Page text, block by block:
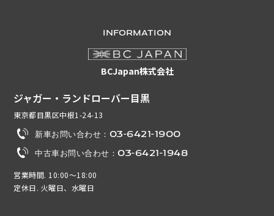
INFORMATION
BCJapan株式会社
ジャガー・ランドローバー目黒
東京都目黒区中根1-24-13
新車お問い合わせ：03-6421-1900
中古車お問い合わせ：03-6421-1948
営業時間. 10:00～18:00
定休日. 火曜日、水曜日